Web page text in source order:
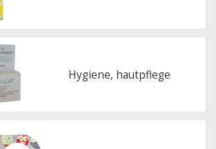
Hygiene, hautpflege